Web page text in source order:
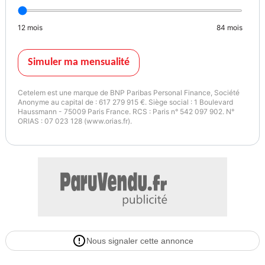
12 mois 84 mois
Simuler ma mensualité
Cetelem est une marque de BNP Paribas Personal Finance, Société
Anonyme au capital de : 617 279 915 €. Siège social : 1 Boulevard
Haussmann - 75009 Paris France. RCS : Paris n° 542 097 902. N°
ORIAS : 07 023 128 (www.orias.fr).
Nous signaler cette annonce